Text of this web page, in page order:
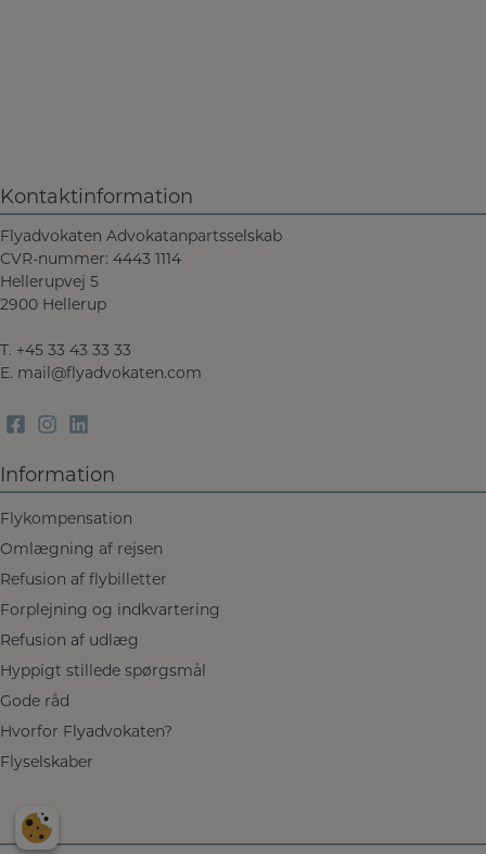
Kontaktinformation
Flyadvokaten Advokatanpartsselskab
CVR-nummer: 4443 1114
Hellerupvej 5
2900 Hellerup
T. +45 33 43 33 33
E. mail@flyadvokaten.com
Information
Flykompensation
Omlægning af rejsen
Refusion af flybilletter
Forplejning og indkvartering
Refusion af udlæg
Hyppigt stillede spørgsmål
Gode råd
Hvorfor Flyadvokaten?
Flyselskaber